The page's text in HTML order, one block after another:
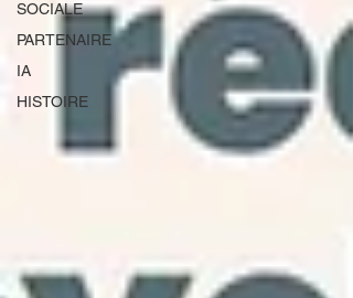
SOCIALE
PARTENAIRE
IA
HISTOIRE